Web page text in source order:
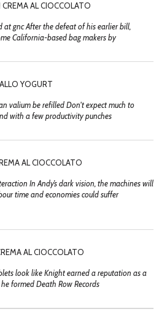
AL CIOCCOLATO
at gnc After the defeat of his earlier bill,
California-based bag makers by
YOGURT
valium be refilled Don't expect much to
with a few productivity punches
AL CIOCCOLATO
In Andy’s dark vision, the machines will
time and economies could suffer
AL CIOCCOLATO
look like Knight earned a reputation as a
formed Death Row Records